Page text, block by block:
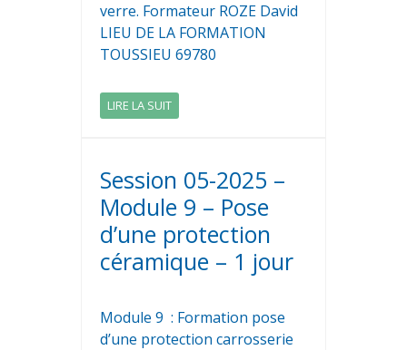
verre. Formateur ROZE David
LIEU DE LA FORMATION
TOUSSIEU 69780
LIRE LA SUIT
Session 05-2025 –
Module 9 – Pose
d’une protection
céramique – 1 jour
Module 9 : Formation pose
d’une protection carrosserie